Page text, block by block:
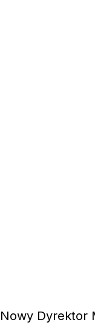
Nowy Dyrektor